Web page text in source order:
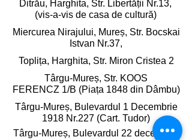
Ditrău, Harghita, Str. Libertății Nr.13,
(vis-a-vis de casa de cultură)
Miercurea Nirajului, Mureș, Str. Bocskai
Istvan Nr.37,
Toplița, Harghita, Str. Miron Cristea 2
Târgu-Mureș, Str. KOOS
FERENCZ 1/B (Piața 1848 din Dâmbu)
Târgu-Mureș, Bulevardul 1 Decembrie
1918 Nr.227 (Cart. Tudor)
Târgu-Mureș, Bulevardul 22 decembrie